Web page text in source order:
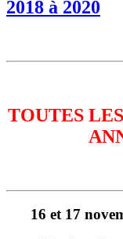
2018 à 2020
TOUTES
16 et 17